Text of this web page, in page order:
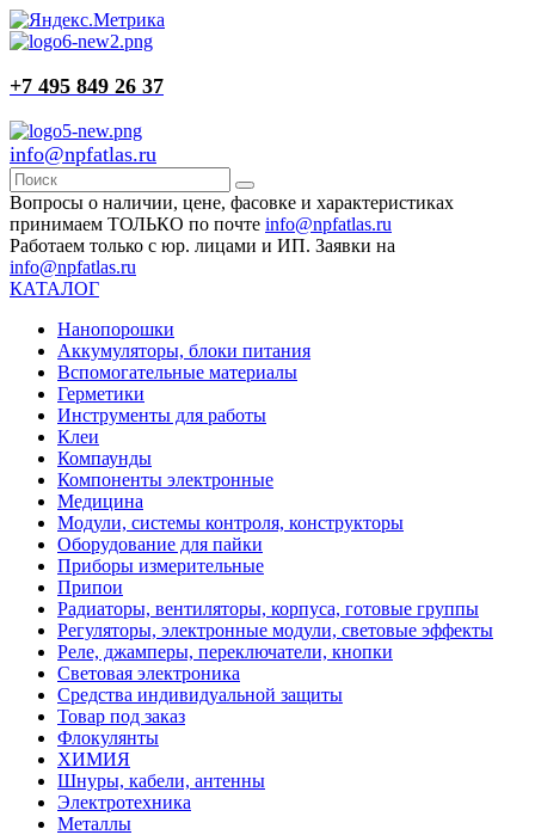
+7 495 849 26 37
info@npfatlas.ru
Вопросы о наличии, цене, фасовке и характеристиках
принимаем ТОЛЬКО по почте info@npfatlas.ru
Работаем только с юр. лицами и ИП. Заявки на
info@npfatlas.ru
КАТАЛОГ
Нанопорошки
Аккумуляторы, блоки питания
Вспомогательные материалы
Герметики
Инструменты для работы
Клеи
Компаунды
Компоненты электронные
Медицина
Модули, системы контроля, конструкторы
Оборудование для пайки
Приборы измерительные
Припои
Радиаторы, вентиляторы, корпуса, готовые группы
Регуляторы, электронные модули, световые эффекты
Реле, джамперы, переключатели, кнопки
Световая электроника
Средства индивидуальной защиты
Товар под заказ
Флокулянты
ХИМИЯ
Шнуры, кабели, антенны
Электротехника
Металлы